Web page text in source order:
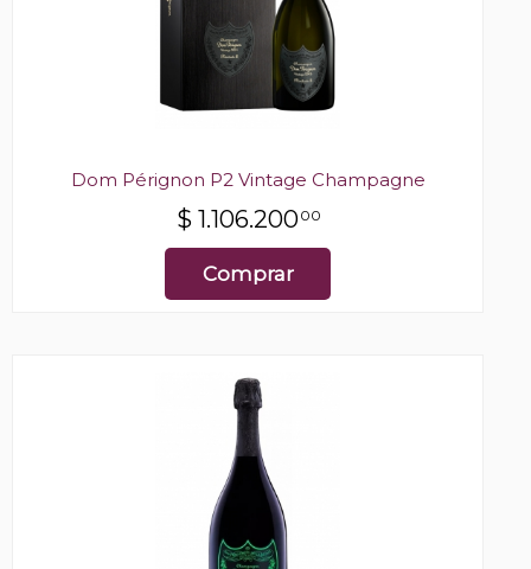
Dom Pérignon P2 Vintage Champagne
$ 1.106.20000
Comprar